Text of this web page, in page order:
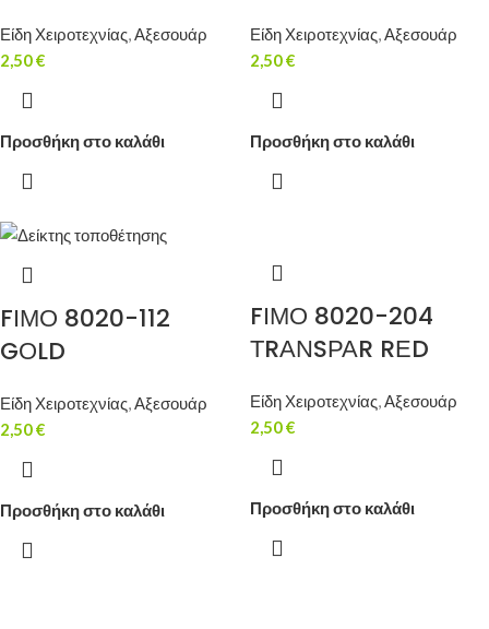
Είδη Χειροτεχνίας,Αξεσουάρ
2,50€
Προσθήκη στο καλάθι
Είδη Χειροτεχνίας,Αξεσουάρ
2,50€
Προσθήκη στο καλάθι
FΙΜΟ 8020-112
GΟLD
Είδη Χειροτεχνίας,Αξεσουάρ
2,50€
Προσθήκη στο καλάθι
FΙΜΟ 8020-204
ΤRΑΝSΡΑR RΕD
Είδη Χειροτεχνίας,Αξεσουάρ
2,50€
Προσθήκη στο καλάθι